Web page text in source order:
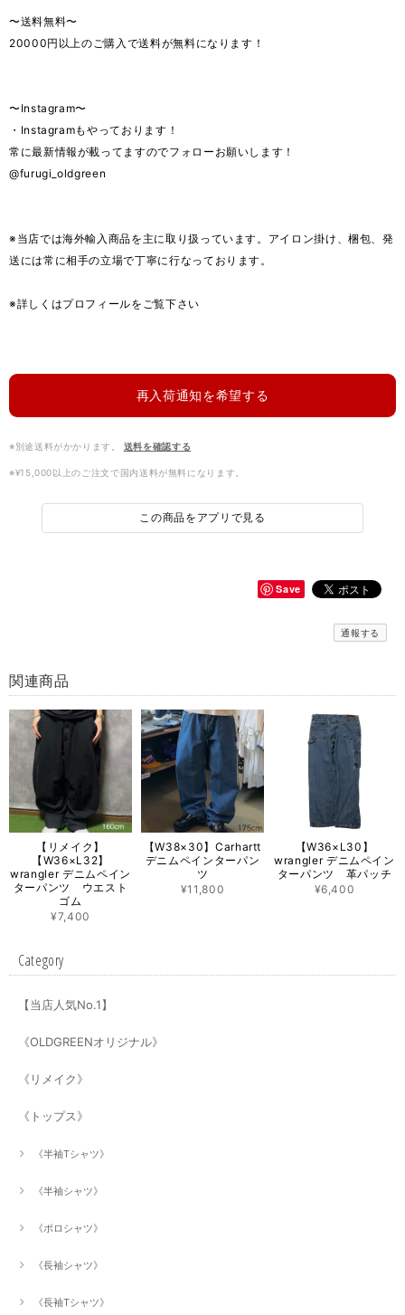
〜送料無料〜
20000円以上のご購入で送料が無料になります！
〜Instagram〜
・Instagramもやっております！
常に最新情報が載ってますのでフォローお願いします！
@furugi_oldgreen
※当店では海外輸入商品を主に取り扱っています。アイロン掛け、梱包、発
送には常に相手の立場で丁寧に行なっております。
※詳しくはプロフィールをご覧下さい
再入荷通知を希望する
※別途送料がかかります。 送料を確認する
※¥15,000以上のご注文で国内送料が無料になります。
この商品をアプリで見る
Save
通報する
関連商品
【リメイク】
【W36×L32】
wrangler デニムペイン
ターパンツ ウエスト
ゴム
¥7,400
【W38×30】Carhartt
デニムペインターパン
ツ
¥11,800
【W36×L30】
wrangler デニムペイン
ターパンツ 革パッチ
¥6,400
Category
【当店人気No.1】
《OLDGREENオリジナル》
《リメイク》
《トップス》
《半袖Tシャツ》
《半袖シャツ》
《ポロシャツ》
《長袖シャツ》
《長袖Tシャツ》